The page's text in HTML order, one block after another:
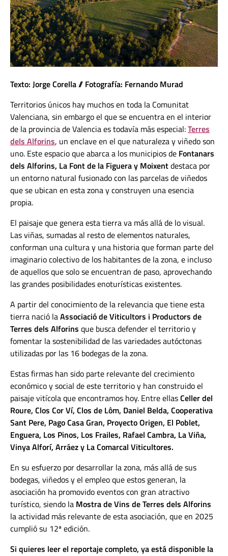
Texto: Jorge Corella // Fotografía: Fernando Murad
Territorios únicos hay muchos en toda la Comunitat
Valenciana, sin embargo el que se encuentra en el interior
de la provincia de Valencia es todavía más especial:Terres
dels Alforins, un enclave en el que naturaleza y viñedo son
uno. Este espacio que abarca a los municipios de Fontanars
dels Alforins, La Font de la Figuera y Moixentdestaca por
un entorno natural fusionado con las parcelas de viñedos
que se ubican en esta zona y construyen una esencia
propia.
El paisaje que genera esta tierra va más allá de lo visual.
Las viñas, sumadas al resto de elementos naturales,
conforman una cultura y una historia que forman parte del
imaginario colectivo de los habitantes de la zona, e incluso
de aquellos que solo se encuentran de paso, aprovechando
las grandes posibilidades enoturísticas existentes.
A partir del conocimiento de la relevancia que tiene esta
tierra nació laAssociació de Viticultors i Productors de
Terres dels Alforins que busca defender el territorio y
fomentar la sostenibilidad de las variedades autóctonas
utilizadas por las 16 bodegas de la zona.
Estas firmas han sido parte relevante del crecimiento
económico y social de este territorio y han construido el
paisaje vitícola que encontramos hoy. Entre ellasCeller del
Roure, Clos Cor Ví, Clos de Lôm, Daniel Belda, Cooperativa
Sant Pere, Pago Casa Gran, Proyecto Origen, El Poblet,
Enguera, Los Pinos, Los Frailes, Rafael Cambra, La Viña,
Vinya Alforí, Arráez y La Comarcal Viticultores.
En su esfuerzo por desarrollar la zona, más allá de sus
bodegas, viñedos y el empleo que estos generan, la
asociación ha promovido eventos con gran atractivo
turístico, siendo la Mostra de Vins de Terres dels Alforins
la actividad más relevante de esta asociación, que en 2025
cumplió su 12ª edición.
Si quieres leer el reportaje completo, ya está disponible la